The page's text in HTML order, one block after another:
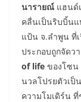
นารายณ์ แฮนด์
คลื่นเป็นริบบิ้น
แป้น จ.ลำพูน ที่
ประกอบถูกจัดว
of life ของโซน
นวลโปรยตัวเป็
ความโมเดิร์น